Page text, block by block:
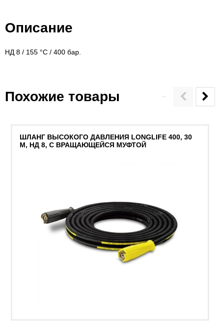
Описание
НД 8 / 155 °C / 400 бар.
Похожие товары
ШЛАНГ ВЫСОКОГО ДАВЛЕНИЯ LONGLIFE 400, 30
М, НД 8, С ВРАЩАЮЩЕЙСЯ МУФТОЙ